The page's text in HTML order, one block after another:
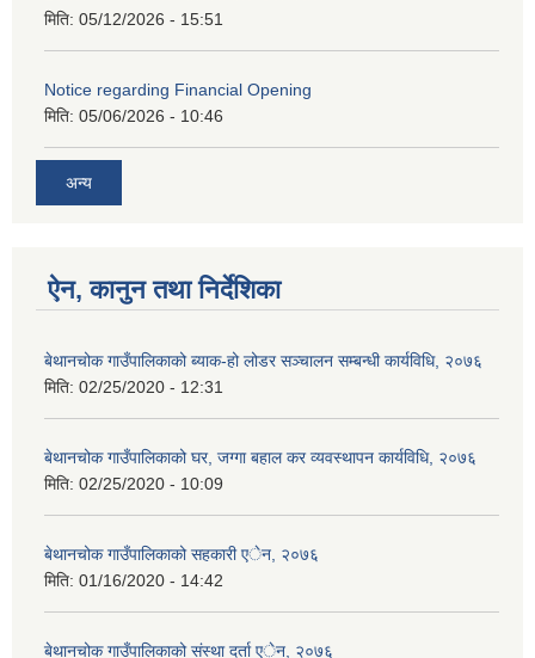
मिति: 05/12/2026 - 15:51
Notice regarding Financial Opening
मिति: 05/06/2026 - 10:46
अन्य
ऐन, कानुन तथा निर्देशिका
बेथानचोक गाउँपालिकाको ब्याक-हो लोडर सञ्चालन सम्बन्धी कार्यविधि, २०७६
मिति: 02/25/2020 - 12:31
बेथानचोक गाउँपालिकाको घर, जग्गा बहाल कर व्यवस्थापन कार्यविधि, २०७६
मिति: 02/25/2020 - 10:09
बेथानचोक गाउँपालिकाको सहकारी एेन, २०७६
मिति: 01/16/2020 - 14:42
बेथानचोक गाउँपालिकाको संस्था दर्ता एेन, २०७६